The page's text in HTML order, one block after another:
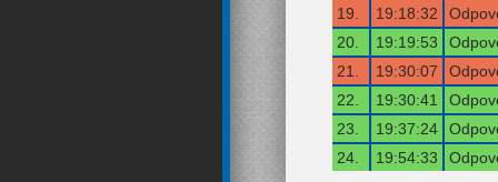
19. 19:18:32
20.
19:19:53
21.
19:30:07
22.
19:30:41
23.
19:37:24
24.
19:54:33